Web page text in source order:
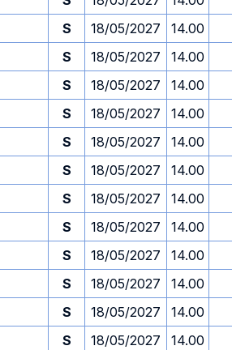
S 18/05/2027 14.00
S 18/05/2027 14.00
S 18/05/2027 14.00
S 18/05/2027 14.00
S 18/05/2027 14.00
S 18/05/2027 14.00
S 18/05/2027 14.00
S 18/05/2027 14.00
S 18/05/2027 14.00
S 18/05/2027 14.00
S 18/05/2027 14.00
S 18/05/2027 14.00